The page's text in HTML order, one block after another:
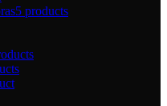
5 products